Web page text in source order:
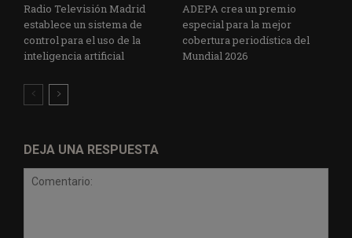
Radio Televisión Madrid
establece un sistema de
control para el uso de la
inteligencia artificial
ADEPA crea un premio
especial para la mejor
cobertura periodística del
Mundial 2026
DEJA UNA RESPUESTA